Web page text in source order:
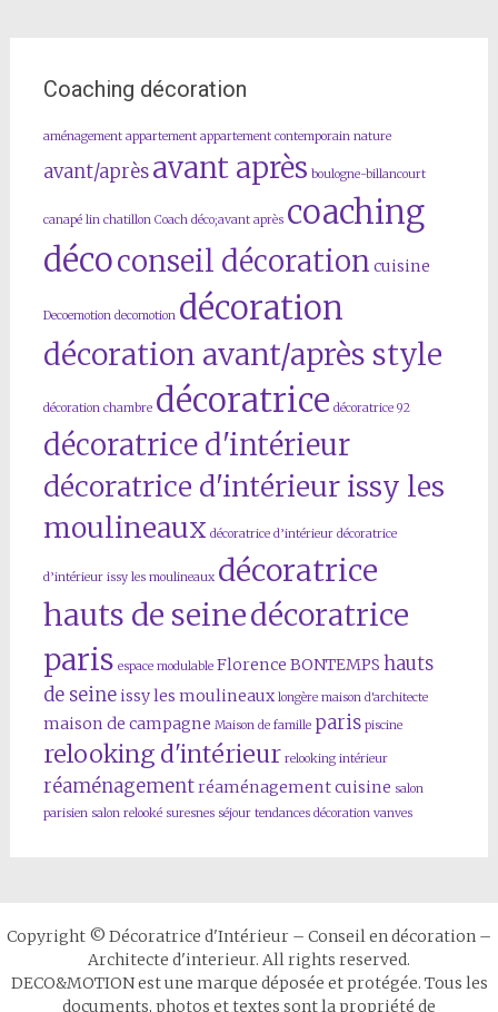
Coaching décoration
aménagement appartement appartement contemporain nature
avant/aprèsavant après boulogne-billancourt
canapé lin chatillon Coach déco;avant après coaching
décoconseil décoration cuisine
Decoemotion decomotion décoration
décoration avant/après style
décoration chambre décoratrice décoratrice 92
décoratrice d'intérieur
décoratrice d'intérieur issy les
moulineaux décoratrice d’intérieur décoratrice
d’intérieur issy les moulineaux décoratrice
hauts de seinedécoratrice
paris espace modulable Florence BONTEMPS hauts
de seine issy les moulineaux longère maison d'architecte
maison de campagne Maison de famille paris piscine
relooking d'intérieur relooking intérieur
réaménagementréaménagement cuisine salon
parisien salon relooké suresnes séjour tendances décoration vanves
Copyright © Décoratrice d'Intérieur – Conseil en décoration –
Architecte d'interieur. All rights reserved.
DECO&MOTION est une marque déposée et protégée. Tous les
documents, photos et textes sont la propriété de